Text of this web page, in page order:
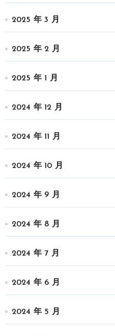
2025 年 3 月
2025 年 2 月
2025 年 1 月
2024 年 12 月
2024 年 11 月
2024 年 10 月
2024 年 9 月
2024 年 8 月
2024 年 7 月
2024 年 6 月
2024 年 5 月